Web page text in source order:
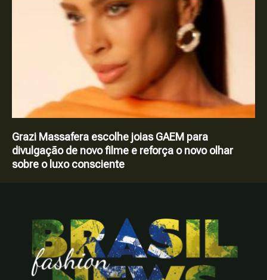
Grazi Massafera escolhe joias GAEM para
divulgação de novo filme e reforça o novo olhar
sobre o luxo consciente